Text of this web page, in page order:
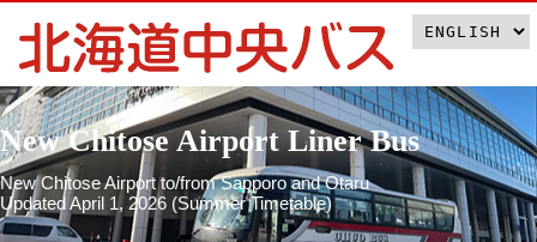
New Chitose Airport Liner Bus
New Chitose Airport to/from Sapporo and Otaru
Updated April 1, 2026 (Summer Timetable)